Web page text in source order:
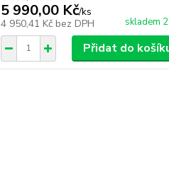
5 990,00 Kč/ks
4 950,41 Kč bez DPH skladem
Přidat do